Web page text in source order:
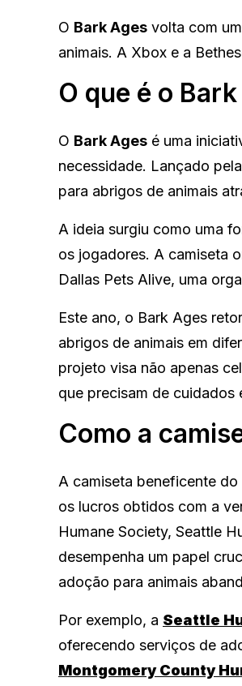
O Bark Ages volta com
animais. A Xbox e a
O que é o
O Bark Ages é uma
necessidade. Lançado
para abrigos de animais
A ideia surgiu como uma
os jogadores. A camiseta
Dallas Pets Alive, uma
Este ano, o Bark Ages
abrigos de animais em
projeto visa não apenas
que precisam de cuidados
Como a
A camiseta beneficente do
os lucros obtidos com a
Humane Society, Seattle
desempenha um papel
adoção para animais
Por exemplo, a Seattle
oferecendo serviços de
Montgomery County